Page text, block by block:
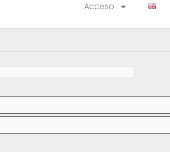
Acceso